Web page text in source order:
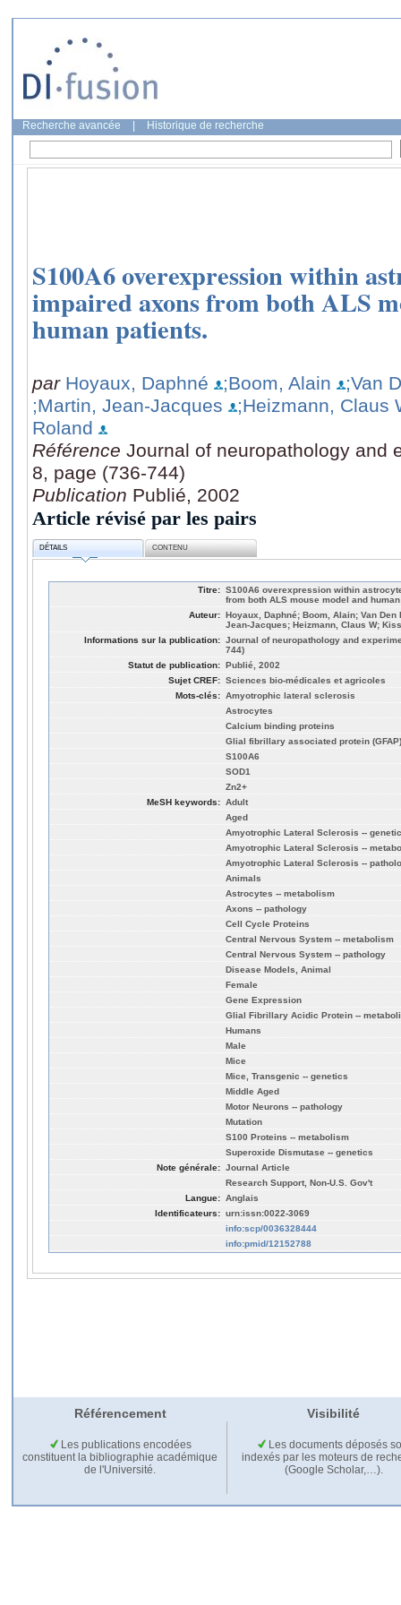
Recherche avancée Historique de recherche
S100A6 overexpression within
impaired axons from both ALS
human patients.
par Hoyaux, Daphné ;Boom, Alain
;Van
;Martin, Jean-Jacques
;Heizmann, Claus
Roland
Référence Journal of neuropathology and
8, page (736-744)
Publication Publié, 2002
Article révisé par les pairs
DÉTAILS CONTENU
Titre: S100A6 overexpression within
from both ALS mouse model and
Auteur: Hoyaux, Daphné; Boom, Alain; Van
Jean-Jacques; Heizmann, Claus W;
Informations sur la publication: Journal of neuropathology and
744)
Statut de publication: Publié, 2002
Sujet CREF: Sciences bio-médicales et agricoles
Mots-clés: Amyotrophic lateral sclerosis
Astrocytes
Calcium binding proteins
Glial fibrillary associated protein (GFAP)
S100A6
SOD1
Zn2+
MeSH keywords: Adult
Aged
Amyotrophic Lateral Sclerosis --
Amyotrophic Lateral Sclerosis --
Amyotrophic Lateral Sclerosis --
Animals
Astrocytes -- metabolism
Axons -- pathology
Cell Cycle Proteins
Central Nervous System -- metabolism
Central Nervous System -- pathology
Disease Models, Animal
Female
Gene Expression
Glial Fibrillary Acidic Protein --
Humans
Male
Mice
Mice, Transgenic -- genetics
Middle Aged
Motor Neurons -- pathology
Mutation
S100 Proteins -- metabolism
Superoxide Dismutase -- genetics
Note générale: Journal Article
Research Support, Non-U.S. Gov't
Langue: Anglais
Identificateurs: urn:issn:0022-3069
info:scp/0036328444
info:pmid/12152788
Référencement Visibilité
Les publications encodées
constituent la bibliographie académique
de l'Université.
Les documents déposés
indexés par les moteurs de
(Google Scholar,…).